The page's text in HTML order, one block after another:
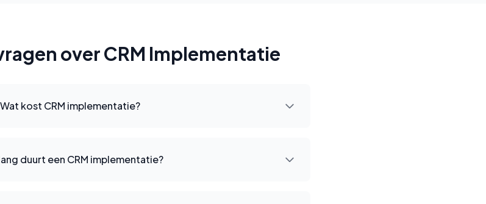
over CRM Implementatie
Wat kost CRM implementatie?
duurt een CRM implementatie?